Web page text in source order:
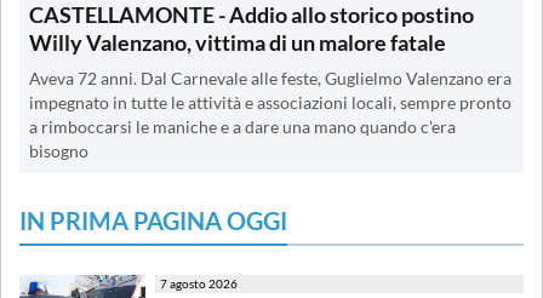
CASTELLAMONTE - Addio allo storico postino
Willy Valenzano, vittima di un malore fatale
Aveva 72 anni. Dal Carnevale alle feste, Guglielmo Valenzano era
impegnato in tutte le attività e associazioni locali, sempre pronto
a rimboccarsi le maniche e a dare una mano quando c'era
bisogno
IN PRIMA PAGINA OGGI
7 agosto 2026